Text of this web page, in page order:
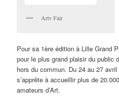
Artv Fair
Pour sa 1ère édition à Lille Grand
pour le plus grand plaisir du public
hors du commun. Du 24 au 27
s’apprête à accueillir plus de
amateurs d’Art.